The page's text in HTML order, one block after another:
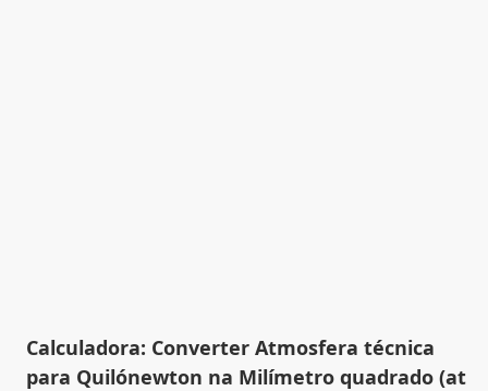
Calculadora: Converter Atmosfera técnica
para Quilónewton na Milímetro quadrado (at